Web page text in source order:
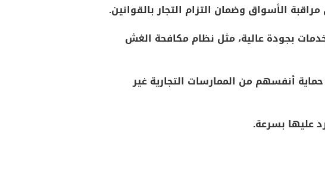
الأسواق وضمان التزام التجار بالقوانين.
بجودة عالية، مثل نظام مكافحة الغش
أنفسهم من الممارسات التجارية غير
عليها بسرعة.